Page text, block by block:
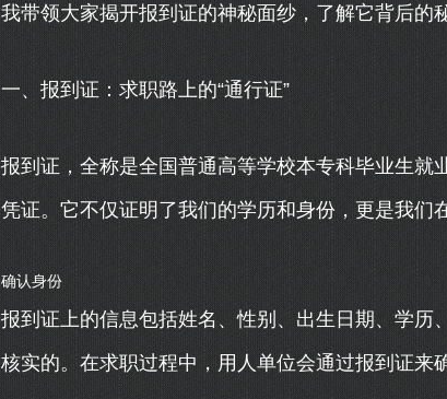
我带领大家揭开报到证的神秘面纱，了解它背后的
一、报到证：求职路上的“通行证”
报到证，全称是全国普通高等学校本专科毕业生就
凭证。它不仅证明了我们的学历和身份，更是我们
确认身份
报到证上的信息包括姓名、性别、出生日期、学历
核实的。在求职过程中，用人单位会通过报到证来